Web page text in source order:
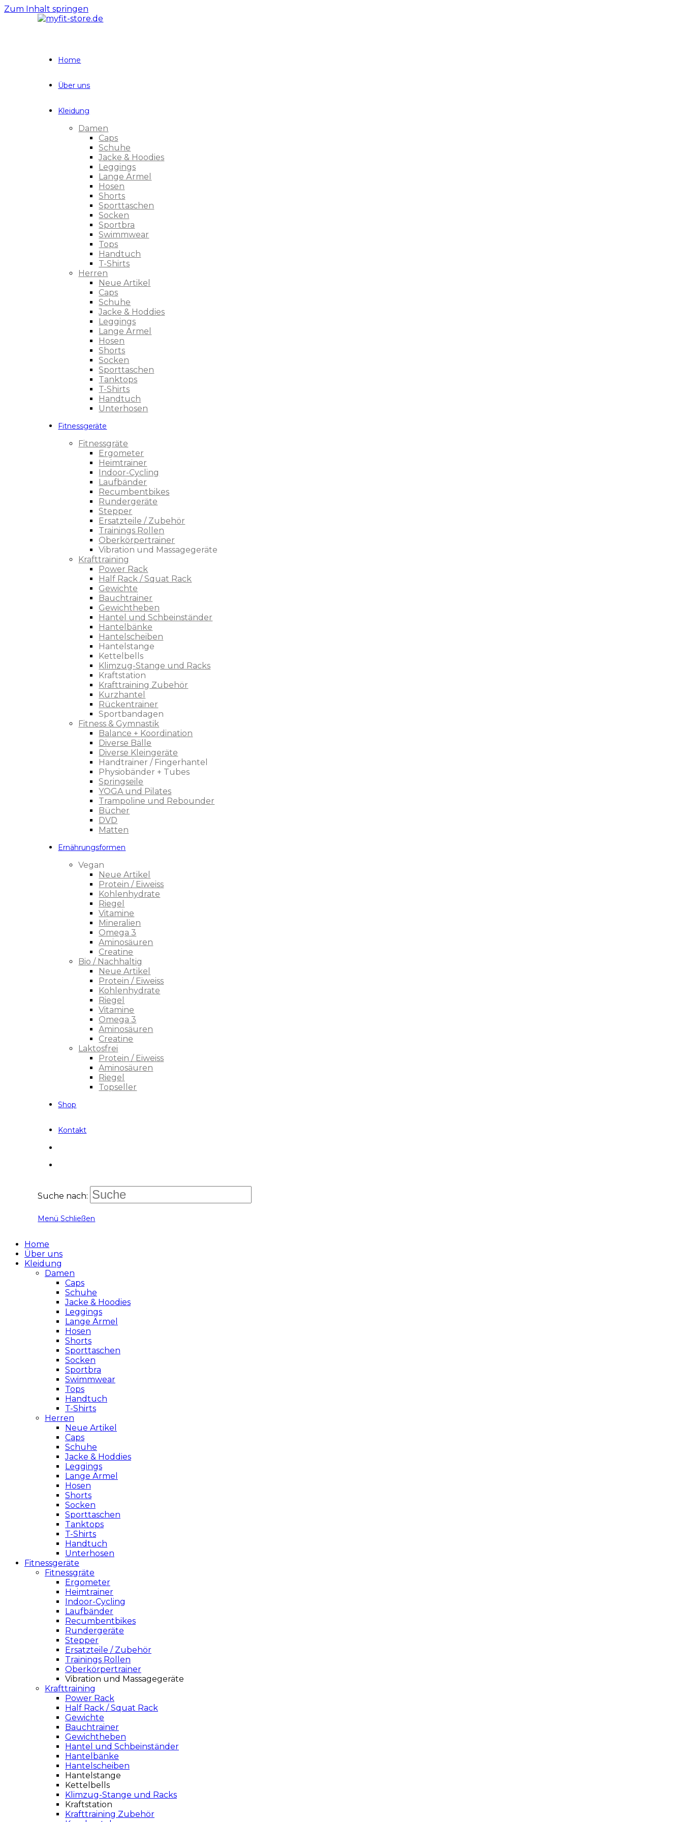
Zum Inhalt springen
Home
Über uns
Kleidung
Damen
Caps
Schuhe
Jacke & Hoodies
Leggings
Lange Ärmel
Hosen
Shorts
Sporttaschen
Socken
Sportbra
Swimmwear
Tops
Handtuch
T-Shirts
Herren
Neue Artikel
Caps
Schuhe
Jacke & Hoddies
Leggings
Lange Ärmel
Hosen
Shorts
Socken
Sporttaschen
Tanktops
T-Shirts
Handtuch
Unterhosen
Fitnessgeräte
Fitnessgräte
Ergometer
Heimtrainer
Indoor-Cycling
Laufbänder
Recumbentbikes
Rundergeräte
Stepper
Ersatzteile / Zubehör
Trainings Rollen
Oberkörpertrainer
Vibration und Massagegeräte
Krafttraining
Power Rack
Half Rack / Squat Rack
Gewichte
Bauchtrainer
Gewichtheben
Hantel und Schbeinständer
Hantelbänke
Hantelscheiben
Hantelstange
Kettelbells
Klimzug-Stange und Racks
Kraftstation
Krafttraining Zubehör
Kurzhantel
Rückentrainer
Sportbandagen
Fitness & Gymnastik
Balance + Koordination
Diverse Bälle
Diverse Kleingeräte
Handtrainer / Fingerhantel
Physiobänder + Tubes
Springseile
YOGA und Pilates
Trampoline und Rebounder
Bücher
DVD
Matten
Ernährungsformen
Vegan
Neue Artikel
Protein / Eiweiss
Kohlenhydrate
Riegel
Vitamine
Mineralien
Omega 3
Aminosäuren
Creatine
Bio / Nachhaltig
Neue Artikel
Protein / Eiweiss
Kohlenhydrate
Riegel
Vitamine
Omega 3
Aminosäuren
Creatine
Laktosfrei
Protein / Eiweiss
Aminosäuren
Riegel
Topseller
Shop
Kontakt
Suche nach:
Menü Schließen
Home
Über uns
Kleidung
Damen
Caps
Schuhe
Jacke & Hoodies
Leggings
Lange Ärmel
Hosen
Shorts
Sporttaschen
Socken
Sportbra
Swimmwear
Tops
Handtuch
T-Shirts
Herren
Neue Artikel
Caps
Schuhe
Jacke & Hoddies
Leggings
Lange Ärmel
Hosen
Shorts
Socken
Sporttaschen
Tanktops
T-Shirts
Handtuch
Unterhosen
Fitnessgeräte
Fitnessgräte
Ergometer
Heimtrainer
Indoor-Cycling
Laufbänder
Recumbentbikes
Rundergeräte
Stepper
Ersatzteile / Zubehör
Trainings Rollen
Oberkörpertrainer
Vibration und Massagegeräte
Krafttraining
Power Rack
Half Rack / Squat Rack
Gewichte
Bauchtrainer
Gewichtheben
Hantel und Schbeinständer
Hantelbänke
Hantelscheiben
Hantelstange
Kettelbells
Klimzug-Stange und Racks
Kraftstation
Krafttraining Zubehör